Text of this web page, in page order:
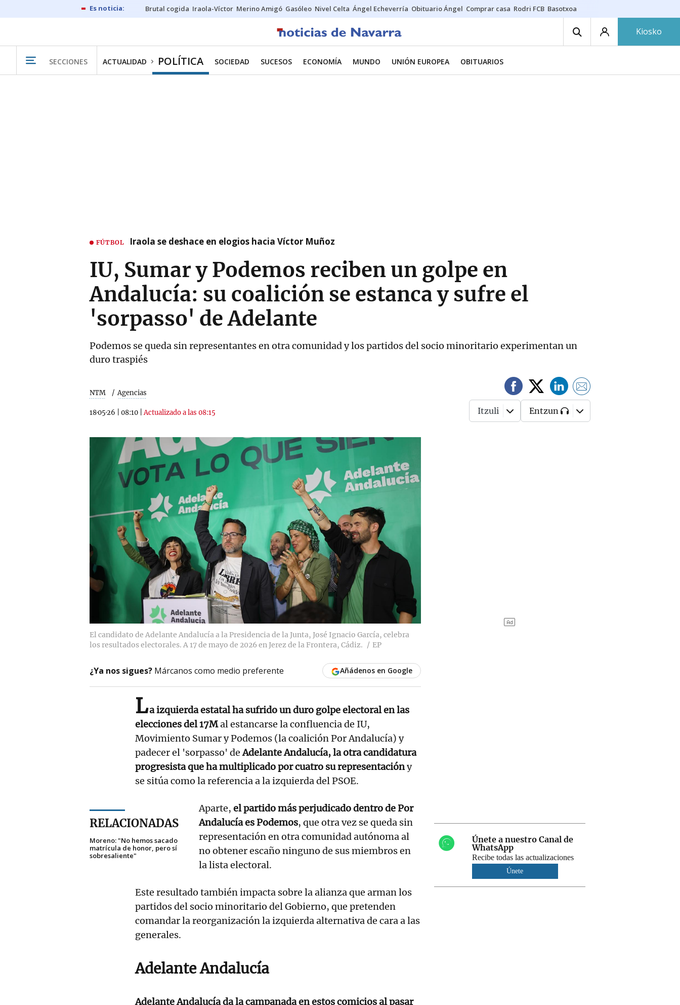
Brutal cogida Iraola-Víctor Merino Amigó Gasóleo Nivel Celta Ángel Echeverría Obituario Ángel Comprar casa Rodri FCB Basotxoa
Kiosko
SECCIONES ACTUALIDAD POLÍTICA SOCIEDAD SUCESOS ECONOMÍA MUNDO UNIÓN EUROPEA OBITUARIOS
FÚTBOL Iraola se deshace en elogios hacia Víctor Muñoz
IU, Sumar y Podemos reciben un golpe en
Andalucía: su coalición se estanca y sufre el
'sorpasso' de Adelante
Podemos se queda sin representantes en otra comunidad y los partidos del socio minoritario experimentan un
duro traspiés
NTM Agencias
18·05·26 08:10 |Actualizado a las 08:15 Itzuli Entzun
El candidato de Adelante Andalucía a la Presidencia de la Junta, José Ignacio García, celebra
los resultados electorales. A 17 de mayo de 2026 en Jerez de la Frontera, Cádiz.
EP
¿Ya nos sigues? Márcanos como medio preferente Añádenos en Google
La izquierda estatal ha sufrido un duro golpe electoral en las
elecciones del 17Mal estancarse la confluencia de IU,
Movimiento Sumar y Podemos (la coalición Por Andalucía) y
padecer el 'sorpasso' deAdelante Andalucía, la otra candidatura
progresista que ha multiplicado por cuatro su representacióny
se sitúa como la referencia a la izquierda del PSOE.
RELACIONADAS
Moreno: "No hemos sacado
matrícula de honor, pero sí
sobresaliente"
Aparte,el partido más perjudicado dentro de Por
Andalucía es Podemos, que otra vez se queda sin
representación en otra comunidad autónoma al
no obtener escaño ninguno de sus miembros en
la lista electoral.
Este resultado también impacta sobre la alianza que arman los
partidos del socio minoritario del Gobierno, que pretenden
comandar la reorganización la izquierda alternativa de cara a las
generales.
Adelante Andalucía
Adelante Andalucía da la campanada en estos comicios al pasar
Únete a nuestro Canal de
WhatsApp
Recibe todas las actualizaciones
Únete